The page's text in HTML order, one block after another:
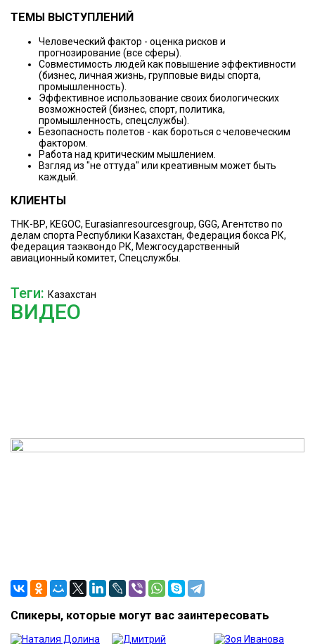
ТЕМЫ ВЫСТУПЛЕНИЙ
Человеческий фактор - оценка рисков и
прогнозирование (все сферы).
Совместимость людей как повышение эффективности
(бизнес, личная жизнь, групповые виды спорта,
промышленность).
Эффективное использование своих биологических
возможностей (бизнес, спорт, политика,
промышленность, спецслужбы).
Безопасность полетов - как бороться с человеческим
фактором.
Работа над критическим мышлением.
Взгляд из "не оттуда" или креативным может быть
каждый.
КЛИЕНТЫ
ТНК-ВР, KEGOC, Eurasianresourcesgroup, GGG, Агентство по
делам спорта Республики Казахстан, Федерация бокса РК,
Федерация таэквондо РК, Межгосударственный
авиационный комитет, Спецслужбы.
Теги: Казахстан
ВИДЕО
Спикеры, которые могут вас заинтересовать